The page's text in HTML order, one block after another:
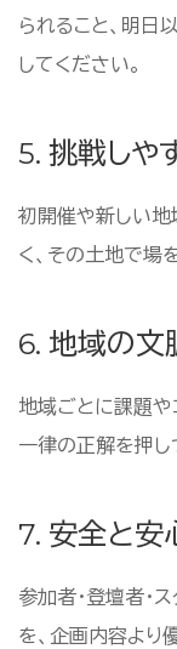
られること、明日
してください。
5. 挑戦しや
初開催や新しい地
く、その土地で場
6. 地域の文
地域ごとに課題や
一律の正解を押し
7. 安全と安
参加者・登壇者・
を、企画内容より